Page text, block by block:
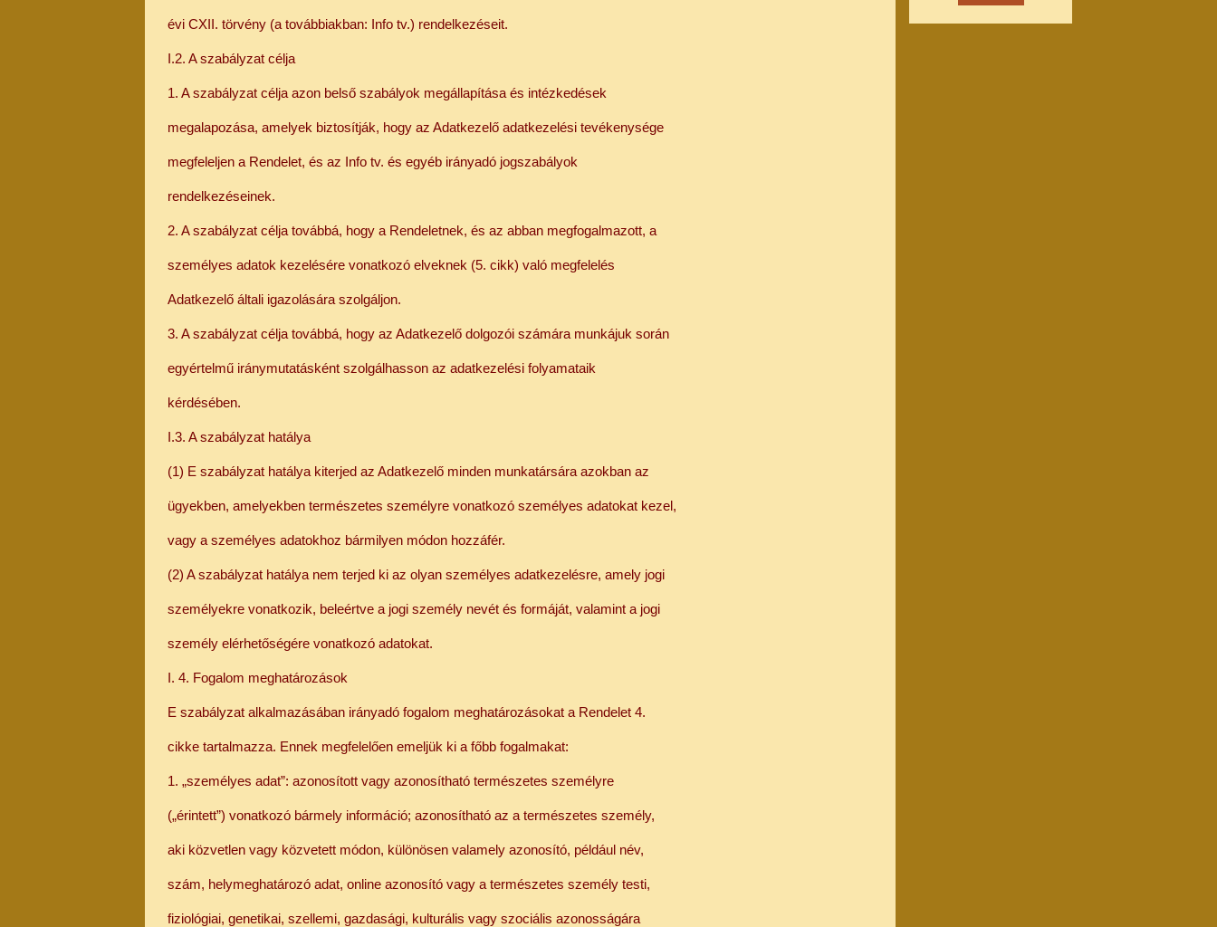
évi CXII. törvény (a továbbiakban: Info tv.) rendelkezéseit.
I.2. A szabályzat célja
1. A szabályzat célja azon belső szabályok megállapítása és intézkedések
megalapozása, amelyek biztosítják, hogy az Adatkezelő adatkezelési tevékenysége
megfeleljen a Rendelet, és az Info tv. és egyéb irányadó jogszabályok
rendelkezéseinek.
2. A szabályzat célja továbbá, hogy a Rendeletnek, és az abban megfogalmazott, a
személyes adatok kezelésére vonatkozó elveknek (5. cikk) való megfelelés
Adatkezelő általi igazolására szolgáljon.
3. A szabályzat célja továbbá, hogy az Adatkezelő dolgozói számára munkájuk során
egyértelmű iránymutatásként szolgálhasson az adatkezelési folyamataik
kérdésében.
I.3. A szabályzat hatálya
(1) E szabályzat hatálya kiterjed az Adatkezelő minden munkatársára azokban az
ügyekben, amelyekben természetes személyre vonatkozó személyes adatokat kezel,
vagy a személyes adatokhoz bármilyen módon hozzáfér.
(2) A szabályzat hatálya nem terjed ki az olyan személyes adatkezelésre, amely jogi
személyekre vonatkozik, beleértve a jogi személy nevét és formáját, valamint a jogi
személy elérhetőségére vonatkozó adatokat.
I. 4. Fogalom meghatározások
E szabályzat alkalmazásában irányadó fogalom meghatározásokat a Rendelet 4.
cikke tartalmazza. Ennek megfelelően emeljük ki a főbb fogalmakat:
1. „személyes adat”: azonosított vagy azonosítható természetes személyre
(„érintett”) vonatkozó bármely információ; azonosítható az a természetes személy,
aki közvetlen vagy közvetett módon, különösen valamely azonosító, például név,
szám, helymeghatározó adat, online azonosító vagy a természetes személy testi,
fiziológiai, genetikai, szellemi, gazdasági, kulturális vagy szociális azonosságára